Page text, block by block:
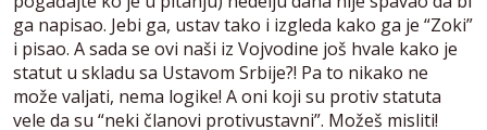
ga napisao. Jebi ga, ustav tako i izgleda kako ga je “Zoki”
i pisao. A sada se ovi naši iz Vojvodine još hvale kako je
statut u skladu sa Ustavom Srbije?! Pa to nikako ne
može valjati, nema logike! A oni koji su protiv statuta
vele da su “neki članovi protivustavni”. Možeš misliti!